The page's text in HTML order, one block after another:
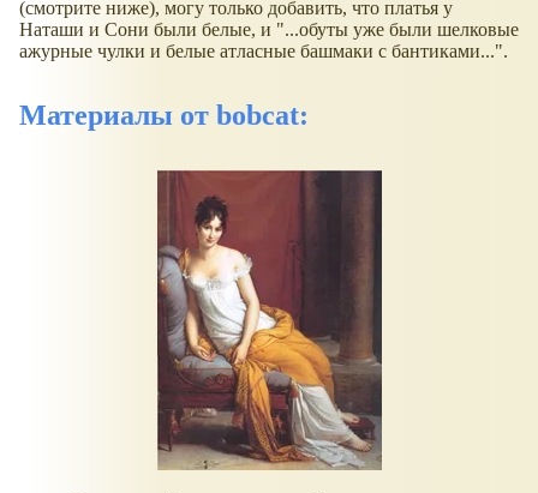
(смотрите ниже), могу только добавить, что платья у
Наташи и Сони были белые, и "...обуты уже были шелковые
ажурные чулки и белые атласные башмаки с бантиками...".
Материалы от bobcat: